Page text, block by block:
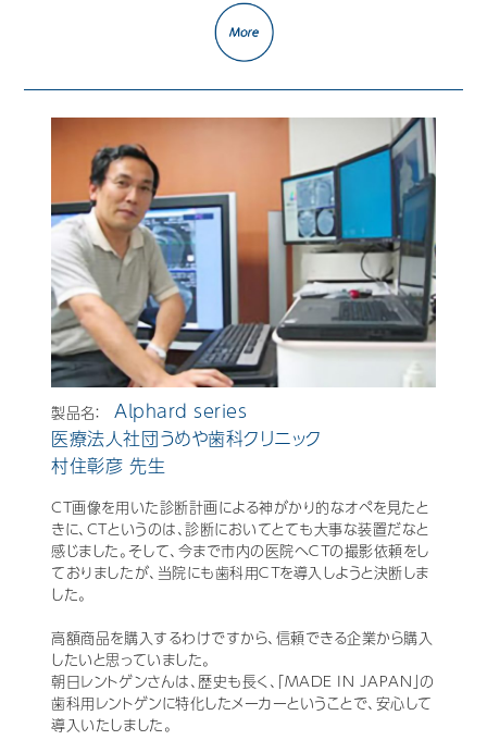
製品名：Alphard series
医療法人社団うめや歯科クリニック
村住彰彦 先生
CT画像を用いた診断計画による神がかり的なオペを見たと
きに、CTというのは、診断においてとても大事な装置だなと
感じました。そして、今まで市内の医院へＣＴの撮影依頼をし
ておりましたが、当院にも歯科用ＣＴを導入しようと決断しま
した。
高額商品を購入するわけですから、信頼できる企業から購入
したいと思っていました。
朝日レントゲンさんは、歴史も長く、「MADE IN JAPAN」の
歯科用レントゲンに特化したメーカーということで、安心して
導入いたしました。